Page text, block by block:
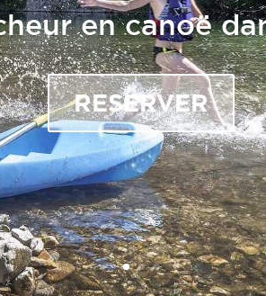
en canoë
RESERVER